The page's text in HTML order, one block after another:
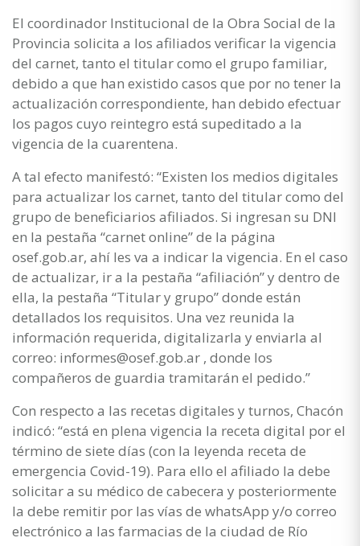
El coordinador Institucional de la Obra Social de la
Provincia solicita a los afiliados verificar la vigencia
del carnet, tanto el titular como el grupo familiar,
debido a que han existido casos que por no tener la
actualización correspondiente, han debido efectuar
los pagos cuyo reintegro está supeditado a la
vigencia de la cuarentena.
A tal efecto manifestó: “Existen los medios digitales
para actualizar los carnet, tanto del titular como del
grupo de beneficiarios afiliados. Si ingresan su DNI
en la pestaña “carnet online” de la página
osef.gob.ar, ahí les va a indicar la vigencia. En el caso
de actualizar, ir a la pestaña “afiliación” y dentro de
ella, la pestaña “Titular y grupo” donde están
detallados los requisitos. Una vez reunida la
información requerida, digitalizarla y enviarla al
correo: informes@osef.gob.ar , donde los
compañeros de guardia tramitarán el pedido.”
Con respecto a las recetas digitales y turnos, Chacón
indicó: “está en plena vigencia la receta digital por el
término de siete días (con la leyenda receta de
emergencia Covid-19). Para ello el afiliado la debe
solicitar a su médico de cabecera y posteriormente
la debe remitir por las vías de whatsApp y/o correo
electrónico a las farmacias de la ciudad de Río